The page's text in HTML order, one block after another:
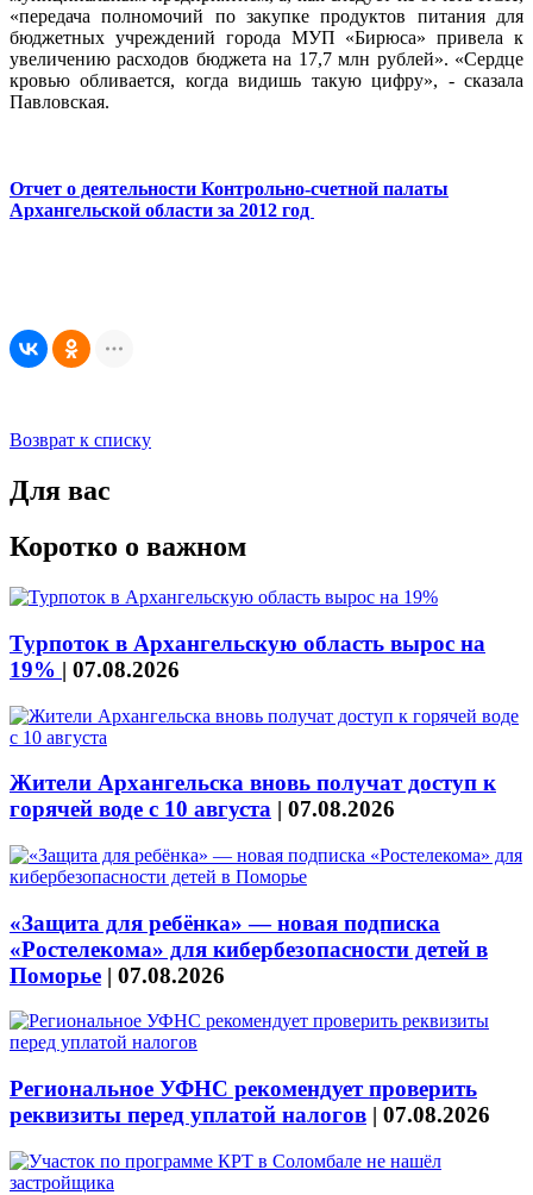
«передача полномочий по закупке продуктов питания для
бюджетных учреждений города МУП «Бирюса» привела к
увеличению расходов бюджета на 17,7 млн рублей». «Сердце
кровью обливается, когда видишь такую цифру», - сказала
Павловская.
Отчет о деятельности Контрольно-счетной палаты
Архангельской области за 2012 год
Возврат к списку
Для вас
Коротко о важном
Турпоток в Архангельскую область вырос на
19% | 07.08.2026
Жители Архангельска вновь получат доступ к
горячей воде с 10 августа | 07.08.2026
«Защита для ребёнка» — новая подписка
«Ростелекома» для кибербезопасности детей в
Поморье | 07.08.2026
Региональное УФНС рекомендует проверить
реквизиты перед уплатой налогов | 07.08.2026